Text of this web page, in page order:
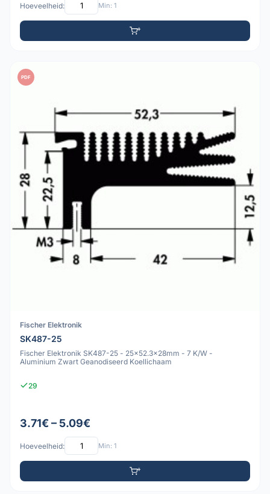
Hoeveelheid: Min: 1
PDF
Fischer Elektronik
SK487-25
Fischer Elektronik SK487-25 - 25x52.3x28mm - 7 K/W -
Aluminium Zwart Geanodiseerd Koellichaam
29
3.71€ – 5.09€
Hoeveelheid: Min: 1